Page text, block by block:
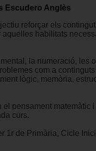
Escudero Anglès
reforçar els
habilitats
la numeració, les
com a
lògic, memòria,
pensament matemàtic
curs.
1r de Primària, Cicle